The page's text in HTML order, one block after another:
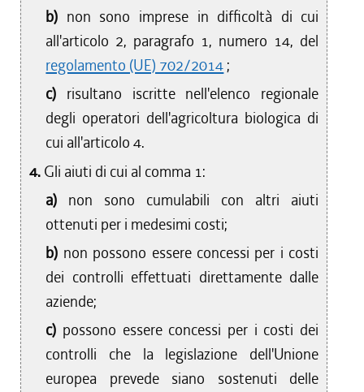
b) non sono imprese in difficoltà di cui
all'articolo 2, paragrafo 1, numero 14, del
regolamento (UE) 702/2014;
c) risultano iscritte nell'elenco regionale
degli operatori dell'agricoltura biologica di
cui all'articolo 4.
4. Gli aiuti di cui al comma 1:
a) non sono cumulabili con altri aiuti
ottenuti per i medesimi costi;
b) non possono essere concessi per i costi
dei controlli effettuati direttamente dalle
aziende;
c) possono essere concessi per i costi dei
controlli che la legislazione dell'Unione
europea prevede siano sostenuti delle